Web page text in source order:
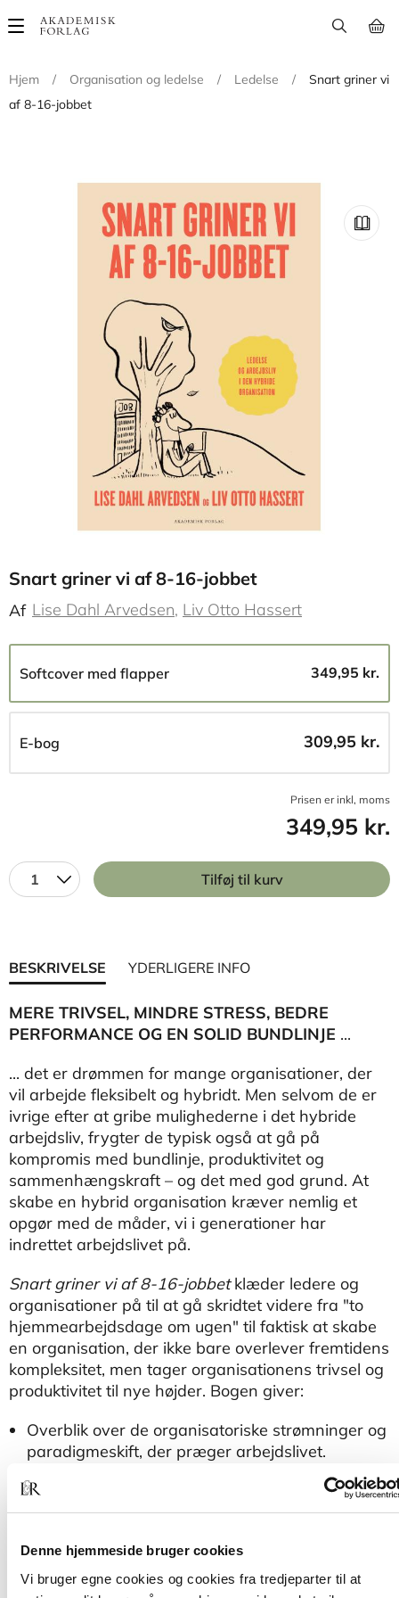
Denne hjemmeside bruger cookies
Vi bruger egne cookies og cookies fra tredjeparter til at
Main
Hjem
/ Organisation og ledelse / Ledelse /
Snart griner vi
af 8-16-jobbet
Snart griner vi af 8-16-jobbet
Af Lise Dahl Arvedsen Liv Otto Hassert
Softcover med flapper 349,95 kr.
E-bog 309,95 kr.
Prisen er inkl, moms
349,95 kr.
1 Tilføj til kurv
BESKRIVELSE YDERLIGERE INFO
MERE TRIVSEL, MINDRE STRESS, BEDRE
PERFORMANCE OG EN SOLID BUNDLINJE ...
... det er drømmen for mange organisationer, der
vil arbejde fleksibelt og hybridt. Men selvom de er
ivrige efter at gribe mulighederne i det hybride
arbejdsliv, frygter de typisk også at gå på
kompromis med bundlinje, produktivitet og
sammenhængskraft – og det med god grund. At
skabe en hybrid organisation kræver nemlig et
opgør med de måder, vi i generationer har
indrettet arbejdslivet på.
Snart griner vi af 8-16-jobbetklæder ledere og
organisationer på til at gå skridtet videre fra "to
hjemmearbejdsdage om ugen" til faktisk at skabe
en organisation, der ikke bare overlever fremtidens
kompleksitet, men tager organisationens trivsel og
produktivitet til nye højder. Bogen giver:
Overblik over de organisatoriske strømninger og
paradigmeskift, der præger arbejdslivet.
Svar på de udfordringer, som ledere kæmper
med i transformationen af deres organisationer.
i hybride organisationers hverdag.